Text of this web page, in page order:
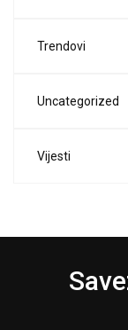
Trendovi
Uncategorized
Vijesti